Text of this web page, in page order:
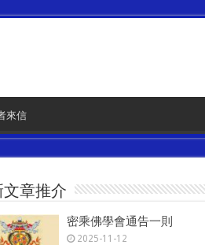
來信
文章推介
密乘佛學會通告一則
2025-11-12